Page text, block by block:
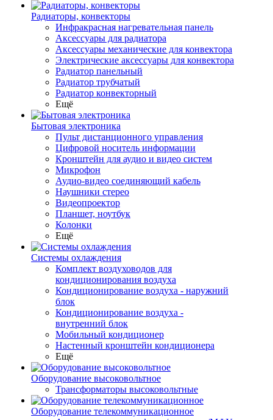
Радиаторы, конвекторы
Инфракрасная нагревательная панель
Аксессуары для радиатора
Аксессуары механические для конвектора
Электрические аксессуары для конвектора
Радиатор панельный
Радиатор трубчатый
Радиатор конвекторный
Ещё
Бытовая электроника
Пульт дистанционного управления
Цифровой носитель информации
Кронштейн для аудио и видео систем
Микрофон
Аудио-видео соединяющий кабель
Наушники стерео
Видеопроектор
Планшет, ноутбук
Колонки
Ещё
Системы охлаждения
Комплект воздуховодов для
кондиционирования воздуха
Кондиционирование воздуха - наружний
блок
Кондиционирование воздуха -
внутренний блок
Мобильный кондиционер
Настенный кронштейн кондиционера
Ещё
Оборудование высоковольтное
Трансформаторы высоковольтные
Оборудование телекоммуникационное